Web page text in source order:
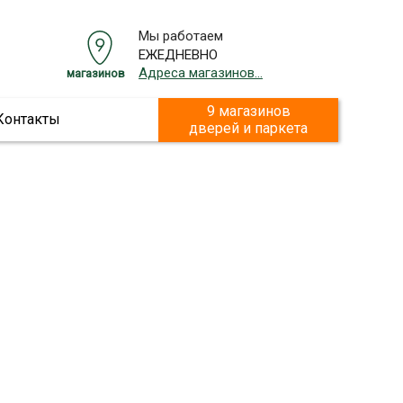
Мы работаем
ЕЖЕДНЕВНО
Адреса магазинов...
магазинов
9 магазинов
дверей и паркета